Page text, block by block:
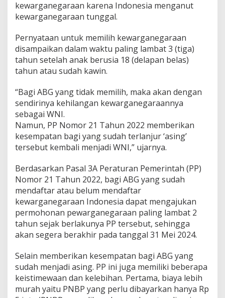
kewarganegaraan karena Indonesia menganut
kewarganegaraan tunggal.
Pernyataan untuk memilih kewarganegaraan
disampaikan dalam waktu paling lambat 3 (tiga)
tahun setelah anak berusia 18 (delapan belas)
tahun atau sudah kawin.
“Bagi ABG yang tidak memilih, maka akan dengan
sendirinya kehilangan kewarganegaraannya
sebagai WNI.
Namun, PP Nomor 21 Tahun 2022 memberikan
kesempatan bagi yang sudah terlanjur ‘asing’
tersebut kembali menjadi WNI,” ujarnya.
Berdasarkan Pasal 3A Peraturan Pemerintah (PP)
Nomor 21 Tahun 2022, bagi ABG yang sudah
mendaftar atau belum mendaftar
kewarganegaraan Indonesia dapat mengajukan
permohonan pewarganegaraan paling lambat 2
tahun sejak berlakunya PP tersebut, sehingga
akan segera berakhir pada tanggal 31 Mei 2024.
Selain memberikan kesempatan bagi ABG yang
sudah menjadi asing. PP ini juga memiliki beberapa
keistimewaan dan kelebihan. Pertama, biaya lebih
murah yaitu PNBP yang perlu dibayarkan hanya Rp